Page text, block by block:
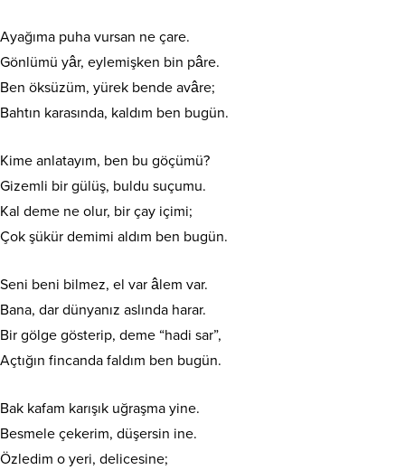
Ayağıma puha vursan ne çare.
Gönlümü yâr, eylemişken bin pâre.
Ben öksüzüm, yürek bende avâre;
Bahtın karasında, kaldım ben bugün.
Kime anlatayım, ben bu göçümü?
Gizemli bir gülüş, buldu suçumu.
Kal deme ne olur, bir çay içimi;
Çok şükür demimi aldım ben bugün.
Seni beni bilmez, el var âlem var.
Bana, dar dünyanız aslında harar.
Bir gölge gösterip, deme “hadi sar”,
Açtığın fincanda faldım ben bugün.
Bak kafam karışık uğraşma yine.
Besmele çekerim, düşersin ine.
Özledim o yeri, delicesine;